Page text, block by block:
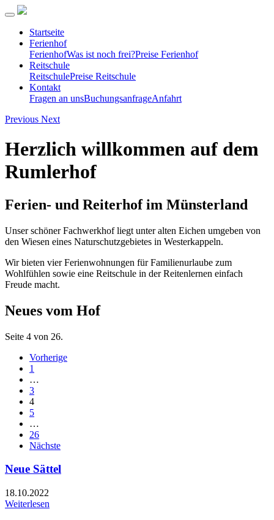
Startseite
Ferienhof
FerienhofWas ist noch frei?Preise Ferienhof
Reitschule
ReitschulePreise Reitschule
Kontakt
Fragen an unsBuchungsanfrageAnfahrt
Previous Next
Herzlich willkommen auf dem
Rumlerhof
Ferien- und Reiterhof im Münsterland
Unser schöner Fachwerkhof liegt unter alten Eichen umgeben von
den Wiesen eines Naturschutzgebietes in Westerkappeln.
Wir bieten vier Ferienwohnungen für Familienurlaube zum
Wohlfühlen sowie eine Reitschule in der Reitenlernen einfach
Freude macht.
Neues vom Hof
Seite 4 von 26.
Vorherige
1
…
3
4
5
…
26
Nächste
Neue Sättel
18.10.2022
Weiterlesen